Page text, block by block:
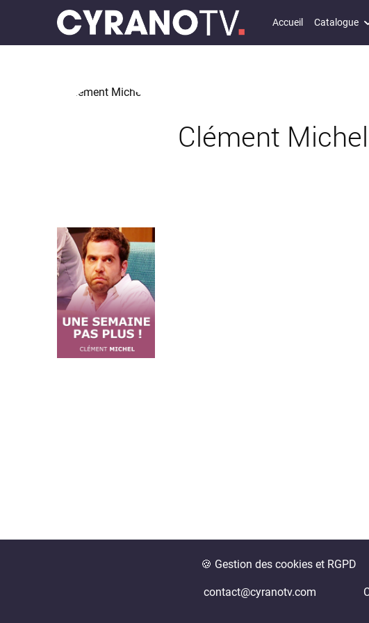
Accueil Catalogue
Clément Michel
🍪 Gestion des cookies et RGPD
contact@cyranotv.com